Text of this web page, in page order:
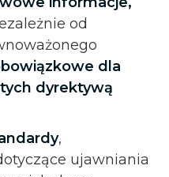
od
dla
dyrektywą
,
ujawniania